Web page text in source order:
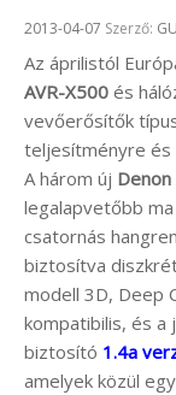
Beküldve:
2013-04-07 Szerző:
Az áprilistól
AVR-X500 és
vevőerősítők
teljesítményre és
A három új Denon
legalapvetőbb
csatornás
biztosítva
modell 3D, Deep
kompatibilis, és a
biztosító 1.4a
amelyek közül